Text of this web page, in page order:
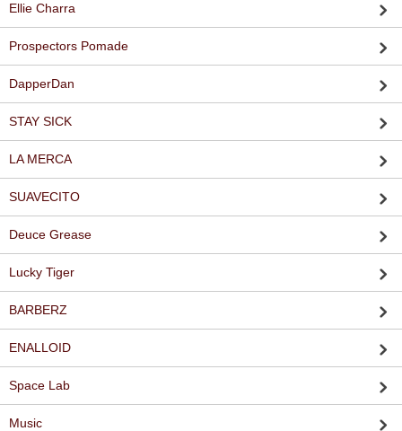
Ellie Charra
Prospectors Pomade
DapperDan
STAY SICK
LA MERCA
SUAVECITO
Deuce Grease
Lucky Tiger
BARBERZ
ENALLOID
Space Lab
Music